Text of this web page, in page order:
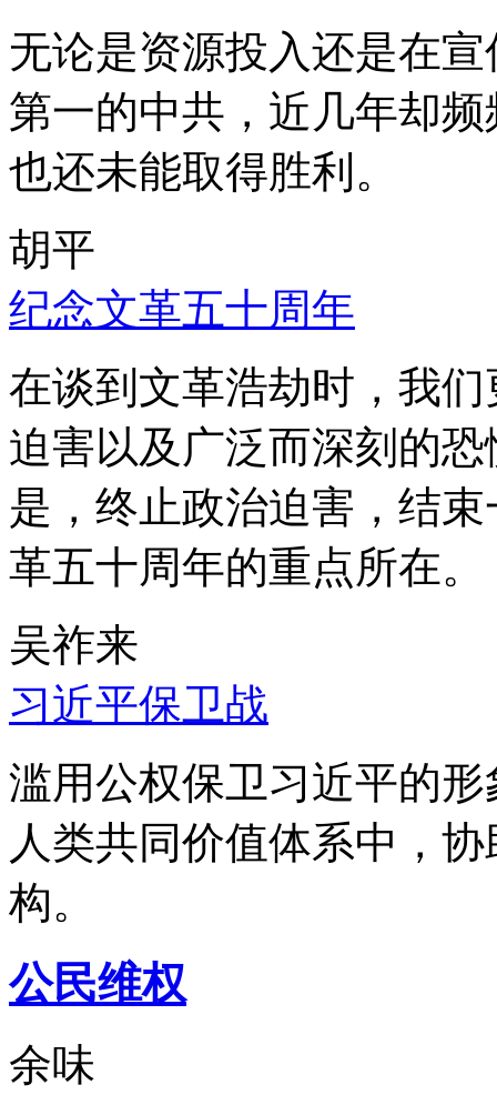
无论是资源投入还是在
第一的中共，近几年却
也还未能取得胜利。
胡平
纪念文革五十周年
在谈到文革浩劫时，我
迫害以及广泛而深刻的
是，终止政治迫害，结
革五十周年的重点所在。
吴祚来
习近平保卫战
滥用公权保卫习近平的
人类共同价值体系中，
构。
公民维权
余味